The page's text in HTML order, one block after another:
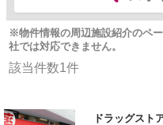
※物件情報の周辺施設紹介のペ
社では対応できません。
該当件数1件
ドラッグスト